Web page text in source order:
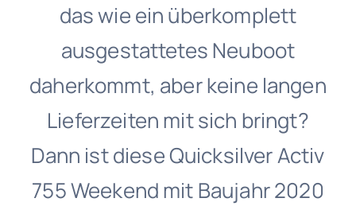
das wie ein überkomplett
ausgestattetes Neuboot
daherkommt, aber keine langen
Lieferzeiten mit sich bringt?
Dann ist diese Quicksilver Activ
755 Weekend mit Baujahr 2020